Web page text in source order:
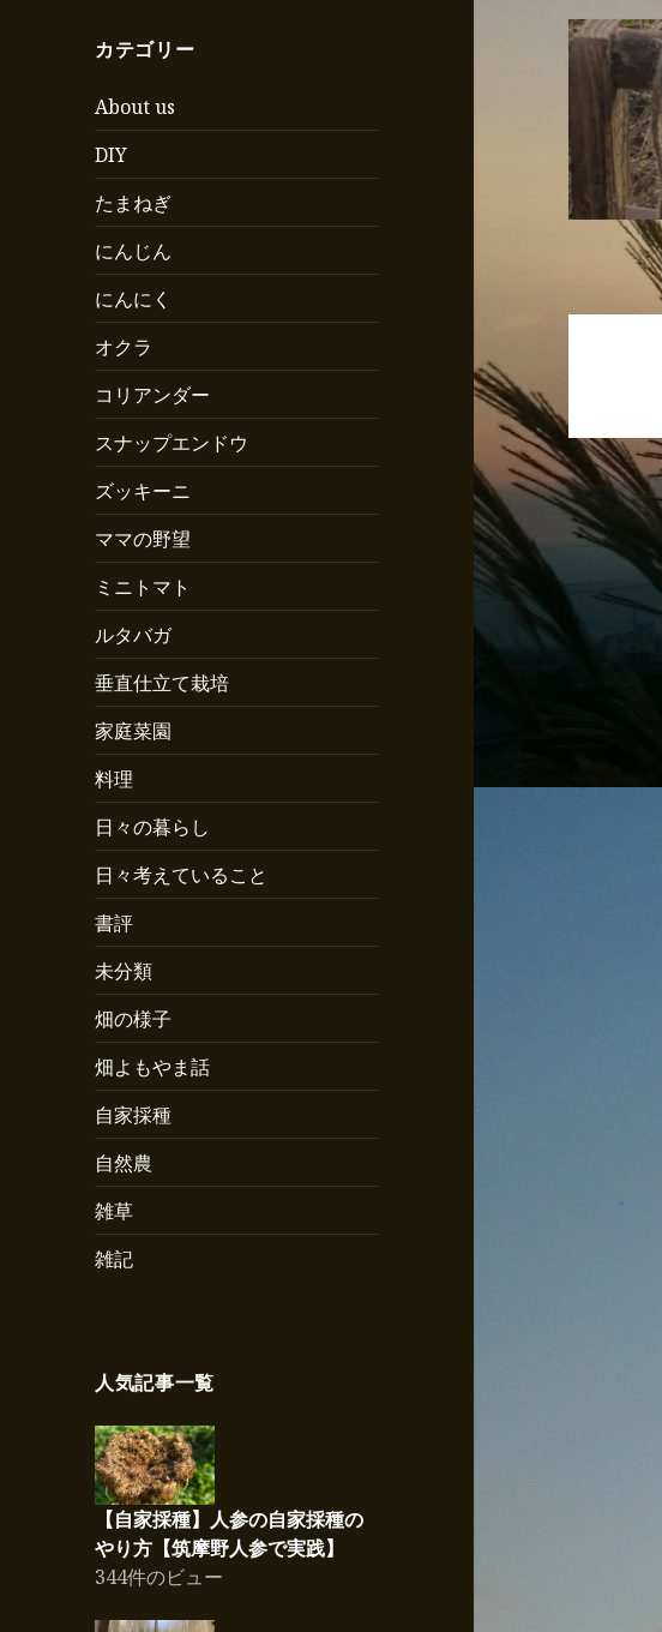
カテゴリー
About us
DIY
たまねぎ
にんじん
にんにく
オクラ
コリアンダー
スナップエンドウ
ズッキーニ
ママの野望
ミニトマト
ルタバガ
垂直仕立て栽培
家庭菜園
料理
日々の暮らし
日々考えていること
書評
未分類
畑の様子
畑よもやま話
自家採種
自然農
雑草
雑記
人気記事一覧
【自家採種】人参の自家採種の
やり方【筑摩野人参で実践】
344件のビュー
投
ナ
ビ
ゲ
ー